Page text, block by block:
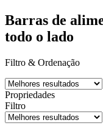
Barras de
todo o lado
Filtro & Ordenação
Propriedades
Filtro